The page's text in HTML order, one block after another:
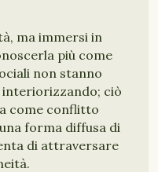
ma immersi in
più come
non stanno
interiorizzando; ciò
come conflitto
forma diffusa di
di attraversare